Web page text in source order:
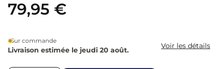
79,95 €
Sur commande
Livraison estimée le jeudi 20 août. Voir les détails